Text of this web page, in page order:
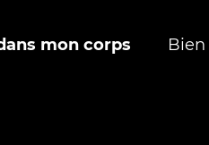
mon corps Bien